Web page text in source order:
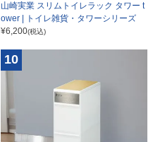
山崎実業 スリムトイレラック タワー t
ower | トイレ雑貨・タワーシリーズ
¥6,200(税込)
10